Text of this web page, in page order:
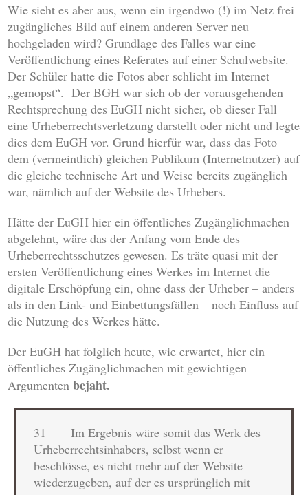
Wie sieht es aber aus, wenn ein irgendwo (!) im Netz frei
zugängliches Bild auf einem anderen Server neu
hochgeladen wird? Grundlage des Falles war eine
Veröffentlichung eines Referates auf einer Schulwebsite.
Der Schüler hatte die Fotos aber schlicht im Internet
„gemopst“. Der BGH war sich ob der vorausgehenden
Rechtsprechung des EuGH nicht sicher, ob dieser Fall
eine Urheberrechtsverletzung darstellt oder nicht und legte
dies dem EuGH vor. Grund hierfür war, dass das Foto
dem (vermeintlich) gleichen Publikum (Internetnutzer) auf
die gleiche technische Art und Weise bereits zugänglich
war, nämlich auf der Website des Urhebers.
Hätte der EuGH hier ein öffentliches Zugänglichmachen
abgelehnt, wäre das der Anfang vom Ende des
Urheberrechtsschutzes gewesen. Es träte quasi mit der
ersten Veröffentlichung eines Werkes im Internet die
digitale Erschöpfung ein, ohne dass der Urheber – anders
als in den Link- und Einbettungsfällen – noch Einfluss auf
die Nutzung des Werkes hätte.
Der EuGH hat folglich heute, wie erwartet, hier ein
öffentliches Zugänglichmachen mit gewichtigen
Argumentenbejaht.
31 Im Ergebnis wäre somit das Werk des
Urheberrechtsinhabers, selbst wenn er
beschlösse, es nicht mehr auf der Website
wiederzugeben, auf der es ursprünglich mit